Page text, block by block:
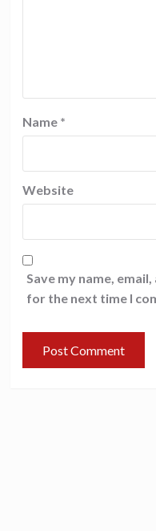
Name *
Website
Save my name,
for the next time I